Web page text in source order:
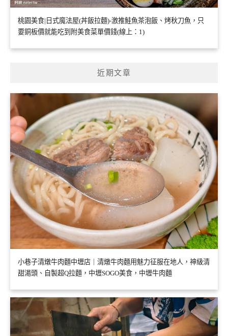
桃園美食|日式魔法屋(丼飯拉麵)-激推鮭魚茶泡飯、烤秋刀魚，只
要銅板價就能吃到附美食菜單價錢(線上：1)
近期文章
小巷子清燉牛肉麵中壢店｜清燉牛肉麵用魅力征服在地人，神級清
甜湯頭、自製超Q拉麵，中壢SOGO美食，中壢牛肉麵